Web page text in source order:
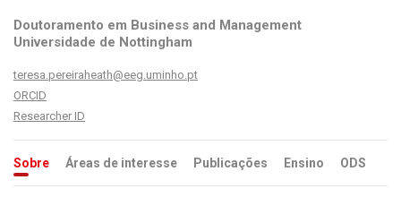
Doutoramento em Business and Management
Universidade de Nottingham
teresa.pereiraheath@eeg.uminho.pt
ORCID
Researcher ID
Sobre Áreas de interesse Publicações Ensino ODS